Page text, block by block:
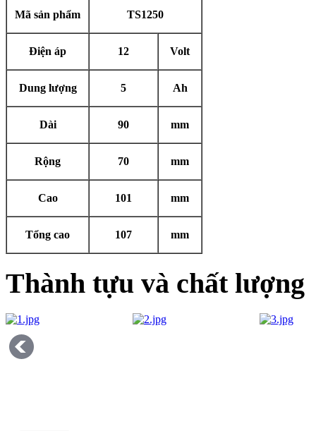
Mã sản phẩm TS1250
Điện áp 12 Volt
Dung lượng 5 Ah
Dài 90 mm
Rộng 70 mm
Cao 101 mm
Tổng cao 107 mm
Thành tựu và chất lượng